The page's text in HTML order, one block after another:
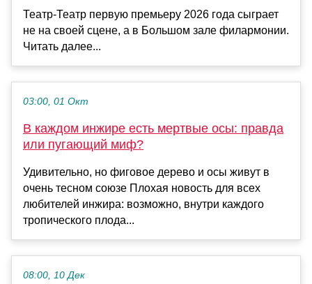
Театр-Театр первую премьеру 2026 года сыграет
не на своей сцене, а в Большом зале филармонии.
Читать далее...
03:00, 01 Окт
В каждом инжире есть мертвые осы: правда
или пугающий миф?
Удивительно, но фиговое дерево и осы живут в
очень тесном союзе Плохая новость для всех
любителей инжира: возможно, внутри каждого
тропического плода...
08:00, 10 Дек